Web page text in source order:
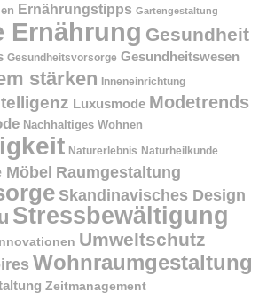
Ernährungstipps Gartengestaltung
Ernährung Gesundheit
Gesundheitsvorsorge Gesundheitswesen
stärken Inneneinrichtung
Luxusmode Modetrends
Nachhaltiges Wohnen
Naturerlebnis Naturheilkunde
Möbel Raumgestaltung
Skandinavisches Design
Stressbewältigung
Umweltschutz
Wohnraumgestaltung
Zeitmanagement